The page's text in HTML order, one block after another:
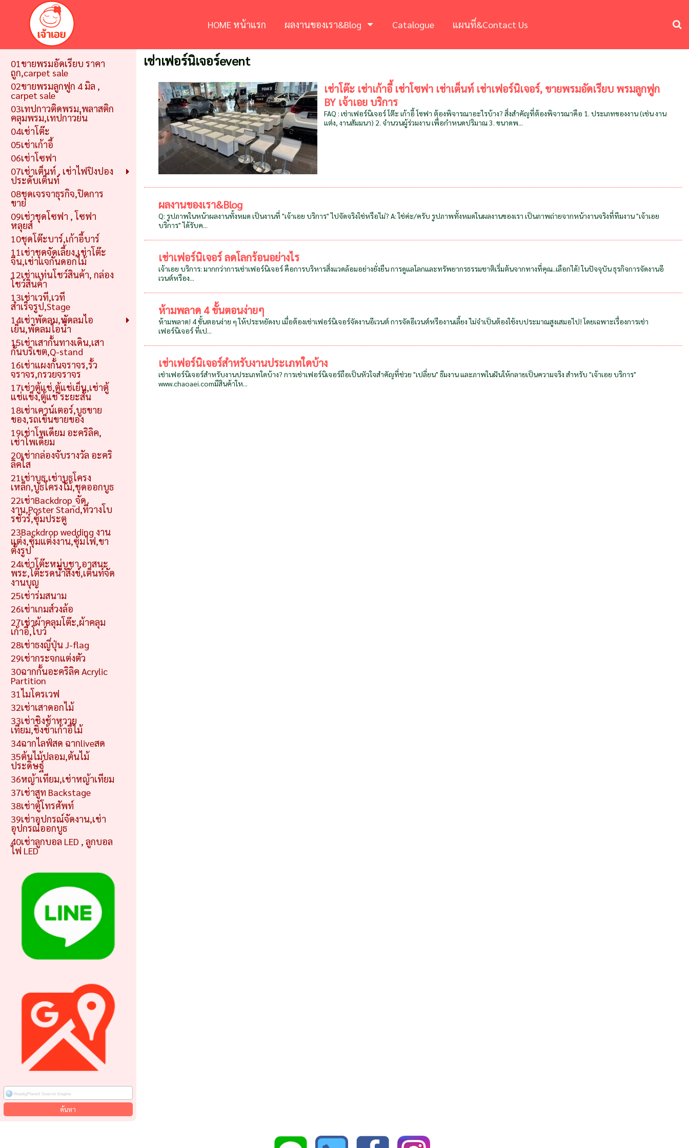
HOME หน้าแรก ผลงานของเรา&Blog Catalogue แผนที่&Contact Us
01ขายพรมอัดเรียบ ราคา
ถูก,carpet sale
02ขายพรมลูกฟูก 4 มิล ,
carpet sale
03เทปกาวติดพรม,พลาสติก
คลุมพรม,เทปกาวย่น
04เช่าโต๊ะ
05เช่าเก้าอี้
06เช่าโซฟา
07เช่าเต็นท์ , เช่าไฟปิงปอง
ประดับเต็นท์
08ชุดเจรจาธุรกิจ,ปิดการ
ขาย
09เช่าชุดโซฟา , โซฟา
หลุยส์
10ชุดโต๊ะบาร์,เก้าอี้บาร์
11เช่าชุดจัดเลี้ยง,เช่าโต๊ะ
จีน,เช่าแจกันดอกไม้
12เช่าแท่นโชว์สินค้า, กล่อง
โชว์สินค้า
13เช่าเวที,เวที
สำเร็จรูป,Stage
14เช่าพัดลม,พัดลมไอ
เย็น,พัดลมไอน้ำ
15เช่าเสากั้นทางเดิน,เสา
กั้นบริเขต,Q-stand
16เช่าแผงกั้นจราจร,รั้ว
จราจร,กรวยจราจร
17เช่าตู้แช่,ตู้แช่เย็น,เช่าตู้
แช่แข็ง,ตู้แช่ ระยะสั้น
18เช่าเคาน์เตอร์,บูธขาย
ของ,รถเข็นขายของ
19เช่าโพเดียม อะคริลิค,
เช่าโพเดียม
20เช่ากล่องจับรางวัล อะคริ
ลิคใส
21เช่าบูธ,เช่าบูธโครง
เหล็ก,บูธโครงไม้,ชุดออกบูธ
22เช่าBackdrop_จัด
งาน,Poster Stand,ที่วางโบ
รชัวร์,ซุ้มประตู
23Backdrop wedding งาน
แต่ง,ซุ้มแต่งงาน,ซุ้มไฟ,ขา
ตั้งรูป
24เช่าโต๊ะหมู่บูชา,อาสนะ
พระ,โต๊ะรดน้ำสังข์,เต็นท์จัด
งานบุญ
25เช่าร่มสนาม
26เช่าเกมส์วงล้อ
27เช่าผ้าคลุมโต๊ะ,ผ้าคลุม
เก้าอี้,โบว์
28เช่าธงญี่ปุ่น J-flag
29เช่ากระจกแต่งตัว
30ฉากกั้นอะคริลิค Acrylic
Partition
31ไมโครเวฟ
32เช่าเสาดอกไม้
33เช่าชิงช้าหวาย
เทียม,ชิงช้าเก้าอี้ไม้
34ฉากไลฟ์สด ฉากliveสด
35ต้นไม้ปลอม,ต้นไม้
ประดิษฐ์
36หญ้าเทียม,เช่าหญ้าเทียม
37เช่าสูท Backstage
38เช่าตู้โทรศัพท์
39เช่าอุปกรณ์จัดงาน,เช่า
อุปกรณ์ออกบูธ
40เช่าลูกบอล LED , ลูกบอล
ไฟ LED
เช่าเฟอร์นิเจอร์event
เช่าโต๊ะ เช่าเก้าอี้ เช่าโซฟา เช่าเต็นท์ เช่าเฟอร์นิเจอร์, ขายพรมอัดเรียบ พรมลูกฟูก
BY เจ้าเอย บริการ
FAQ : เช่าเฟอร์นิเจอร์ โต๊ะ เก้าอี้ โซฟา ต้องพิจารณาอะไรบ้าง? สิ่งสำคัญที่ต้องพิจารณาคือ 1. ประเภทของงาน (เช่น งาน
แต่ง, งานสัมมนา) 2. จำนวนผู้ร่วมงาน เพื่อกำหนดปริมาณ 3. ขนาดพ...
ผลงานของเรา&Blog
Q: รูปภาพในหน้าผลงานทั้งหมด เป็นงานที่ "เจ้าเอย บริการ" ไปจัดจริงใช่หรือไม่? A: ใช่ค่ะ/ครับ รูปภาพทั้งหมดในผลงานของเรา เป็นภาพถ่ายจากหน้างานจริงที่ทีมงาน "เจ้าเอย
บริการ" ได้รับค...
เช่าเฟอร์นิเจอร์ ลดโลกร้อนอย่างไร
เจ้าเอย บริการ: มากกว่าการเช่าเฟอร์นิเจอร์ คือการบริหารสิ่งแวดล้อมอย่างยั่งยืน การดูแลโลกและทรัพยากรธรรมชาติเริ่มต้นจากทางที่คุณ..เลือกได้! ในปัจจุบัน ธุรกิจการจัดงานอี
เวนต์หรือง...
ห้ามพลาด 4 ขั้นตอนง่ายๆ
ห้ามพลาด! 4 ขั้นตอนง่าย ๆ ให้ประหยัดงบ เมื่อต้องเช่าเฟอร์นิเจอร์จัดงานอีเวนต์ การจัดอีเวนต์หรืองานเลี้ยง ไม่จำเป็นต้องใช้งบประมาณสูงเสมอไป! โดยเฉพาะเรื่องการเช่า
เฟอร์นิเจอร์ ที่เป...
เช่าเฟอร์นิเจอร์สำหรับงานประเภทใดบ้าง
เช่าเฟอร์นิเจอร์สำหรับงานประเภทใดบ้าง? การเช่าเฟอร์นิเจอร์ถือเป็นหัวใจสำคัญที่ช่วย "เปลี่ยน" ธีมงาน และภาพในฝันให้กลายเป็นความจริง สำหรับ "เจ้าเอย บริการ"
www.chaoaei.comมีสินค้าให...